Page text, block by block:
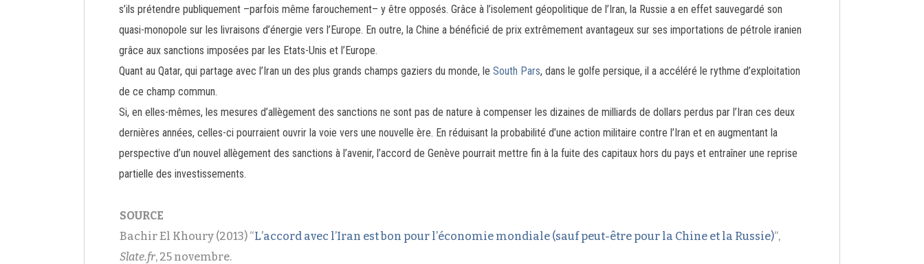
s’ils prétendre publiquement –parfois même farouchement– y être opposés. Grâce à l’isolement géopolitique de l’Iran, la Russie a en effet sauvegardé son
quasi-monopole sur les livraisons d’énergie vers l’Europe. En outre, la Chine a bénéficié de prix extrêmement avantageux sur ses importations de pétrole iranien
grâce aux sanctions imposées par les Etats-Unis et l’Europe.
Quant au Qatar, qui partage avec l’Iran un des plus grands champs gaziers du monde, le South Pars, dans le golfe persique, il a accéléré le rythme d’exploitation
de ce champ commun.
Si, en elles-mêmes, les mesures d’allègement des sanctions ne sont pas de nature à compenser les dizaines de milliards de dollars perdus par l’Iran ces deux
dernières années, celles-ci pourraient ouvrir la voie vers une nouvelle ère. En réduisant la probabilité d’une action militaire contre l’Iran et en augmentant la
perspective d’un nouvel allègement des sanctions à l’avenir, l’accord de Genève pourrait mettre fin à la fuite des capitaux hors du pays et entraîner une reprise
partielle des investissements.
SOURCE
Bachir El Khoury (2013) “L’accord avec l’Iran est bon pour l’économie mondiale (sauf peut-être pour la Chine et la Russie)“,
Slate.fr, 25 novembre.